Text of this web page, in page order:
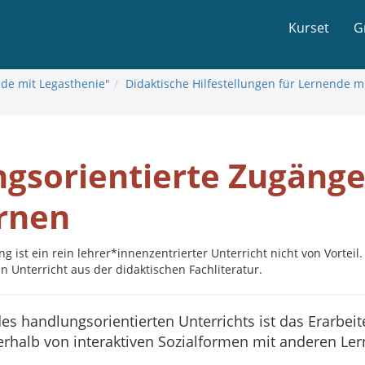
Kurset
mit Legasthenie" Didaktische Hilfestellungen für Lernende
ist ein rein lehrer*innenzentrierter Unterricht nicht von Vorteil.
Unterricht aus der didaktischen Fachliteratur.
handlungsorientierten Unterrichts ist das
von interaktiven Sozialformen mit anderen